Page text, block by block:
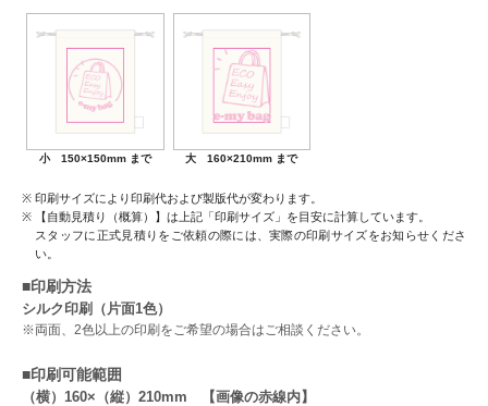
小 150×150mm まで 大 160×210mm まで
印刷サイズにより印刷代および製版代が変わります。
【自動見積り（概算）】は上記「印刷サイズ」を目安に計算しています。
スタッフに正式見積りをご依頼の際には、実際の印刷サイズをお知らせくださ
い。
■印刷方法
シルク印刷（片面1色）
※両面、2色以上の印刷をご希望の場合はご相談ください。
■印刷可能範囲
（横）160×（縦）210mm 【画像の赤線内】